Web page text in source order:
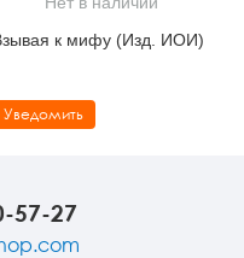
к мифу (Изд. ИОИ)
Уведомить
57-27